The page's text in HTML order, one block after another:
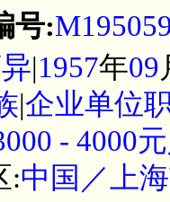
号:
|1957年09
|企业单位
- 4000
:中国／上